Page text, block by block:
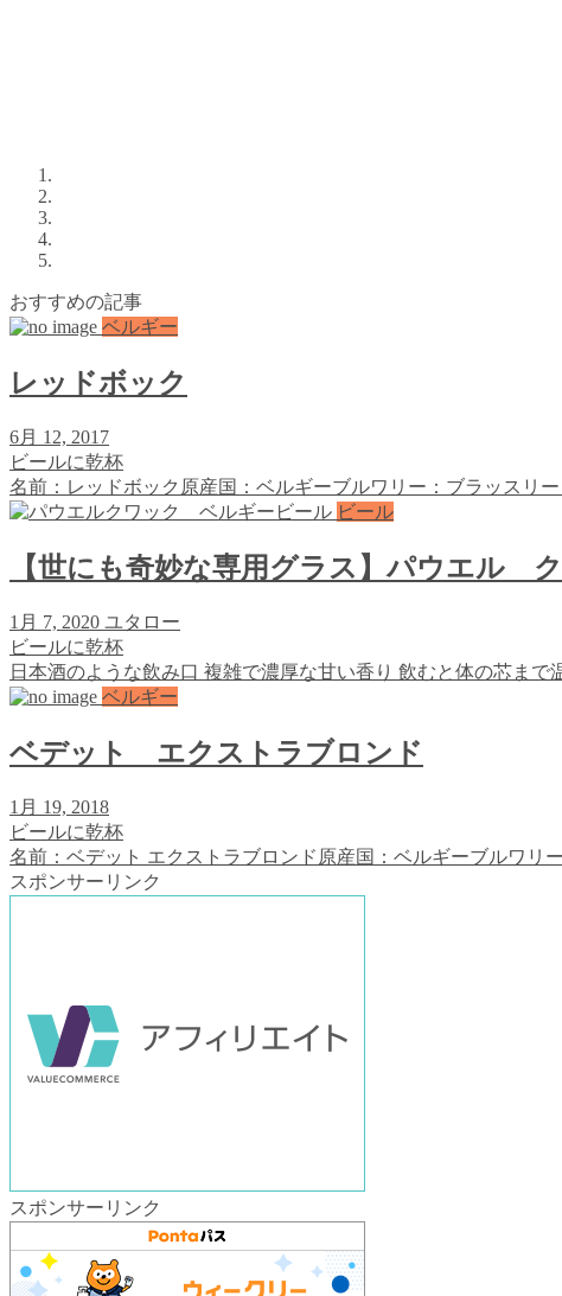
おすすめの記事
ベルギー
レッドボック
6月 12, 2017
ビールに乾杯
名前：レッドボック原産国：ベルギーブルワリー：ブラッスリ
ビール
【世にも奇妙な専用グラス】パウエル
1月 7, 2020 ユタロー
ビールに乾杯
日本酒のような飲み口 複雑で濃厚な甘い香り 飲むと体の芯まで
ベルギー
ベデット エクストラブロンド
1月 19, 2018
ビールに乾杯
名前：ベデット エクストラブロンド原産国：ベルギーブルワ
スポンサーリンク
スポンサーリンク